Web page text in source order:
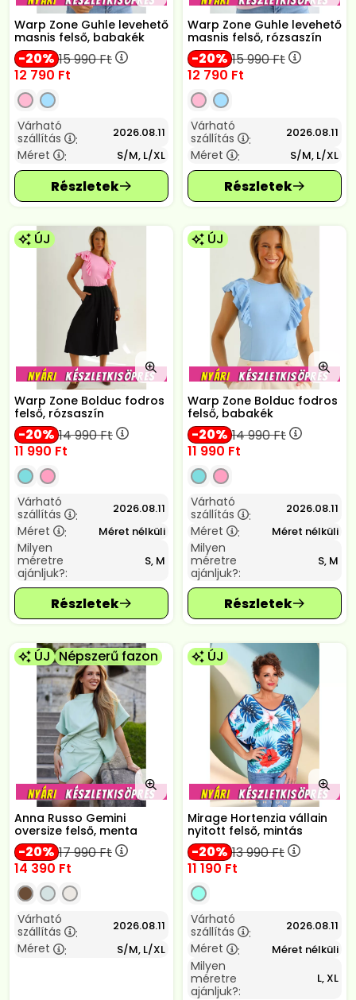
Warp Zone Guhle levehető
masnis felső, babakék
20 15 990Ft
12 790 Ft
Várható
szállítás
: 2026.08.11
Méret : S/M, L/XL
Warp Zone Guhle levehető
masnis felső, rózsaszín
20 15 990Ft
12 790 Ft
Várható
szállítás
: 2026.08.11
Méret : S/M, L/XL
ÚJ
Warp Zone Bolduc fodros
felső, rózsaszín
20 14 990Ft
11 990 Ft
Várható
szállítás
: 2026.08.11
Méret : Méret nélküli
Milyen
méretre
ajánljuk?:
S, M
ÚJ
Warp Zone Bolduc fodros
felső, babakék
20 14 990Ft
11 990 Ft
Várható
szállítás
: 2026.08.11
Méret : Méret nélküli
Milyen
méretre
ajánljuk?:
S, M
ÚJ Népszerű fazon
Anna Russo Gemini
oversize felső, menta
20 17 990Ft
14 390 Ft
Várható
szállítás
: 2026.08.11
Méret : S/M, L/XL
ÚJ
Mirage Hortenzia vállain
nyitott felső, mintás
20 13 990Ft
11 190 Ft
Várható
szállítás
: 2026.08.11
Méret : Méret nélküli
Milyen
méretre
ajánljuk?:
L, XL